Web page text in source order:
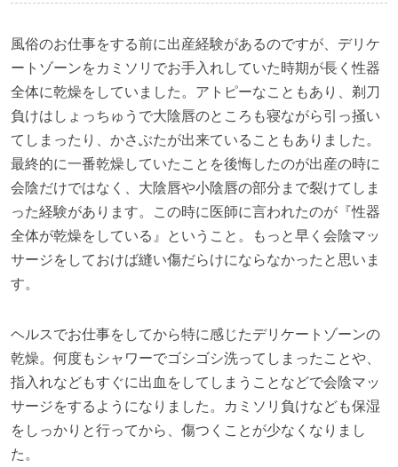
⾵俗のお仕事をする前に出産経験があるのですが、デリケ
ートゾーンをカミソリでお⼿⼊れしていた時期が⻑く性器
全体に乾燥をしていました。アトピーなこともあり、剃⼑
負けはしょっちゅうで⼤陰唇のところも寝ながら引っ掻い
てしまったり、かさぶたが出来ていることもありました。
最終的に⼀番乾燥していたことを後悔したのが出産の時に
会陰だけではなく、⼤陰唇や⼩陰唇の部分まで裂けてしま
った経験があります。この時に医師に⾔われたのが『性器
全体が乾燥をしている』ということ。もっと早く会陰マッ
サージをしておけば縫い傷だらけにならなかったと思いま
す。
ヘルスでお仕事をしてから特に感じたデリケートゾーンの
乾燥。何度もシャワーでゴシゴシ洗ってしまったことや、
指⼊れなどもすぐに出⾎をしてしまうことなどで会陰マッ
サージをするようになりました。カミソリ負けなども保湿
をしっかりと⾏ってから、傷つくことが少なくなりまし
た。